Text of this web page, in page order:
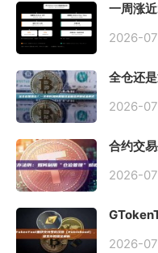
一周涨
2026-
全仓还
2026-
合约交
2026-
2026-